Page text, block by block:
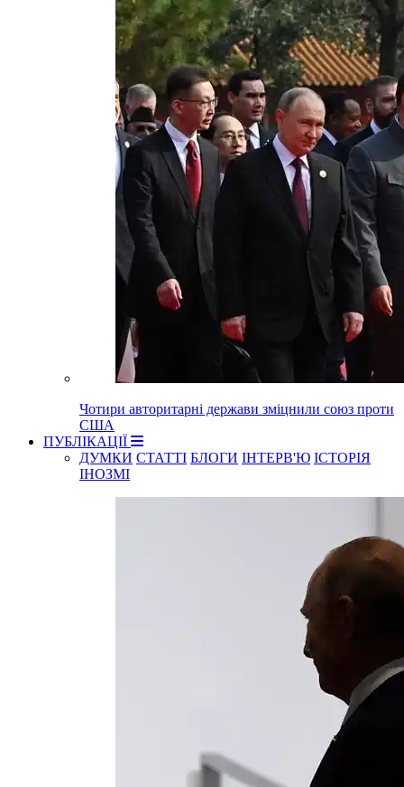
Чотири авторитарні держави зміцнили союз проти
США
ПУБЛІКАЦІЇ
ДУМКИ СТАТТІ БЛОГИ ІНТЕРВ'Ю ІСТОРІЯ
ІНОЗМІ